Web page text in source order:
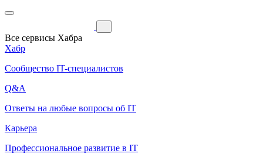
Все сервисы Хабра
Хабр
Сообщество IT-специалистов
Q&A
Ответы на любые вопросы об IT
Карьера
Профессиональное развитие в IT